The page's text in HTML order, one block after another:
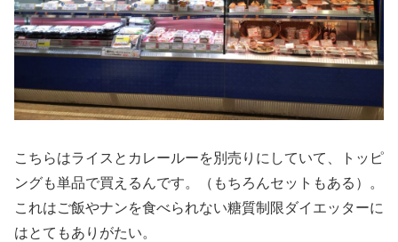
こちらはライスとカレールーを別売りにしていて、トッピ
ングも単品で買えるんです。（もちろんセットもある）。
これはご飯やナンを食べられない糖質制限ダイエッターに
はとてもありがたい。